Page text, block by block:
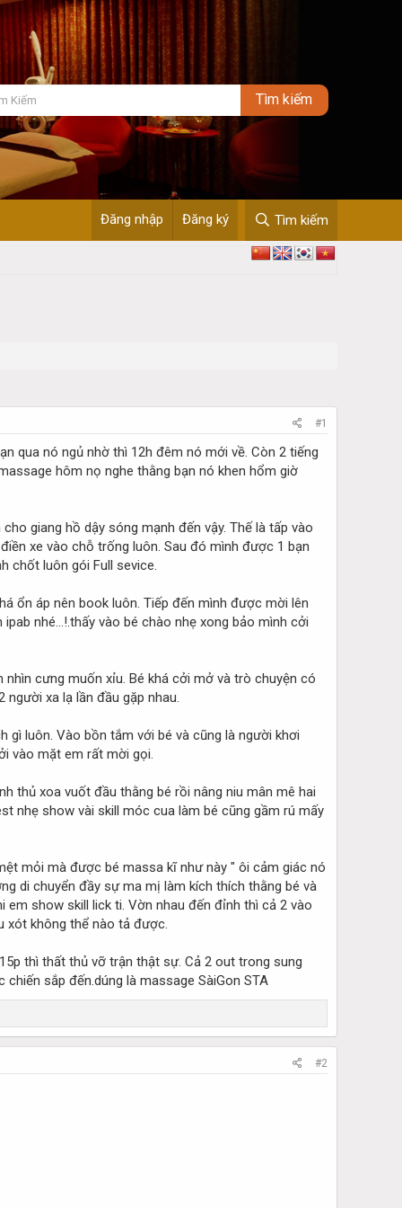
Đăng nhập Đăng ký Tìm kiếm
#1
qua nó ngủ nhờ thì 12h đêm nó mới về. Còn 2 tiếng
hôm nọ nghe thằng bạn nó khen hổm giờ
giang hồ dậy sóng mạnh đến vậy. Thế là tấp vào
xe vào chỗ trống luôn. Sau đó mình được 1 bạn
chốt luôn gói Full sevice.
ổn áp nên book luôn. Tiếp đến mình được mời lên
nhé...!.thấy vào bé chào nhẹ xong bảo mình cởi
cưng muốn xỉu. Bé khá cởi mở và trò chuyện có
xa lạ lần đầu gặp nhau.
luôn. Vào bồn tắm với bé và cũng là người khơi
vào mặt em rất mời gọi.
thủ xoa vuốt đầu thằng bé rồi nâng niu mân mê hai
nhẹ show vài skill móc cua làm bé cũng gầm rú mấy
mỏi mà được bé massa kĩ như này " ôi cảm giác nó
di chuyển đầy sự ma mị làm kích thích thằng bé và
show skill lick ti. Vờn nhau đến đỉnh thì cả 2 vào
xót không thể nào tả được.
thì thất thủ vỡ trận thật sự. Cả 2 out trong sung
sắp đến.dúng là massage SàiGon STA
#2